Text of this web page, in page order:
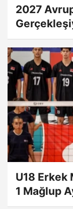
2027
U18 Erkek
1 Mağlup